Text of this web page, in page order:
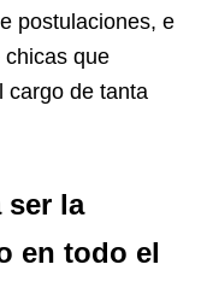
postulaciones, e
chicas que
cargo de tanta
ser la
en todo el